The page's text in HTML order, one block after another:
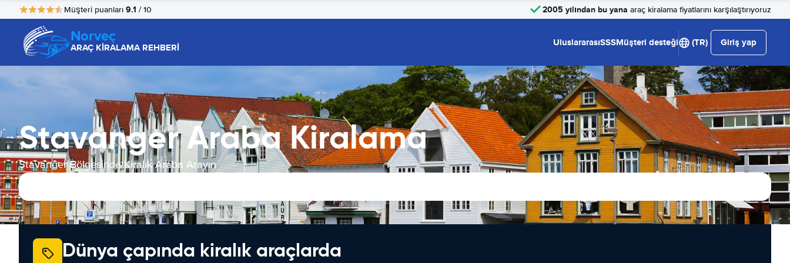
Müşteri puanları 9.1 / 10 2005 yılından bu yana araç kiralama fiyatlarını karşılaştırıyoruz
Norveç
ARAÇ KİRALAMA REHBERİ UluslararasıSSSMüşteri desteği (TR) Giriş yap
Stavanger Araba Kiralama
Stavanger Bölgesinde Kiralık Araba Arayın
Dünya çapında kiralık araçlarda